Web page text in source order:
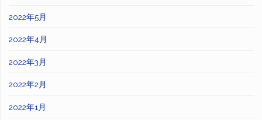
2022年5月
2022年4月
2022年3月
2022年2月
2022年1月